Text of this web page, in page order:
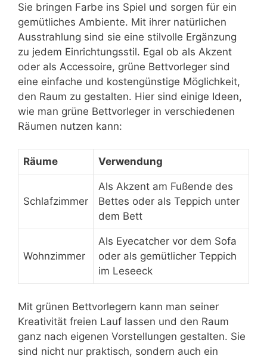
Sie bringen Farbe ins Spiel und sorgen für ein
gemütliches Ambiente. Mit ihrer natürlichen
Ausstrahlung sind sie eine stilvolle Ergänzung
zu jedem Einrichtungsstil. Egal ob als Akzent
oder als Accessoire, grüne Bettvorleger sind
eine einfache und kostengünstige Möglichkeit,
den Raum zu gestalten. Hier sind einige Ideen,
wie man grüne Bettvorleger in verschiedenen
Räumen nutzen kann:
Räume Verwendung
Schlafzimmer
Als Akzent am Fußende des
Bettes oder als Teppich unter
dem Bett
Wohnzimmer
Als Eyecatcher vor dem Sofa
oder als gemütlicher Teppich
im Leseeck
Mit grünen Bettvorlegern kann man seiner
Kreativität freien Lauf lassen und den Raum
ganz nach eigenen Vorstellungen gestalten. Sie
sind nicht nur praktisch, sondern auch ein